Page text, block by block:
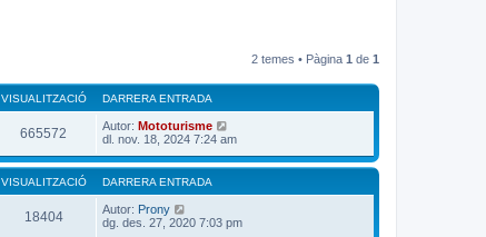
2 temes • Pàgina 1 de 1
VISUALITZACIÓ DARRERA ENTRADA
665572 Autor: Mototurisme
dl. nov. 18, 2024 7:24 am
VISUALITZACIÓ DARRERA ENTRADA
18404 Autor: Prony
dg. des. 27, 2020 7:03 pm